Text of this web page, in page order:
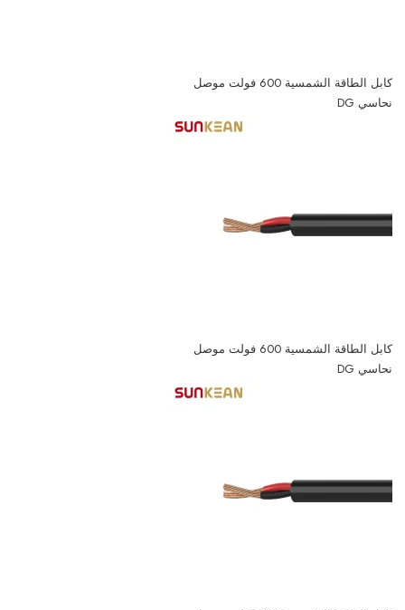
كابل الطاقة الشمسية 600 فولت موصل
نحاسي DG
كابل الطاقة الشمسية 600 فولت موصل
نحاسي DG